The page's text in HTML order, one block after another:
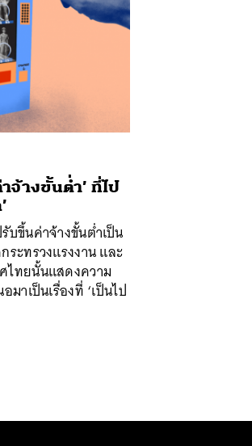
จ้างขั้นต่ำ’ ที่ไป
บขึ้นค่าจ้างขั้นต่ำเป็น
ะทรวงแรงงาน และ
ไทยนั้นแสดงความ
มาเป็นเรื่องที่ ‘เป็นไป
ค้นหา